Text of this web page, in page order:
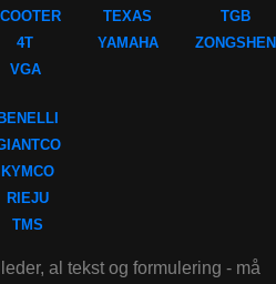
4T
VGA
TEXAS
YAMAHA
TGB
ZONGSHEN
BENELLI
KYMCO
RIEJU
TMS
al tekst og formulering - må